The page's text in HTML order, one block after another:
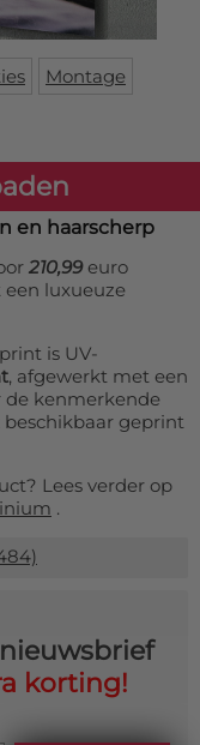
Montage
en haarscherp
210,99euro
luxueuze
is UV-
, afgewerkt met een
de kenmerkende
geprint
Lees verder op
.
korting!